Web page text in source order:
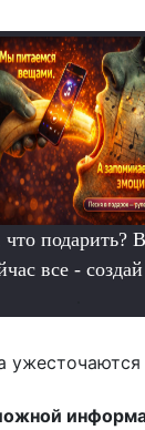
подарить?
все -